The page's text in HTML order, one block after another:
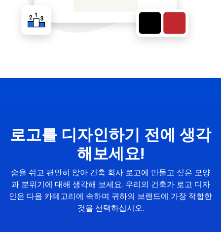
로고를 디자인하기 전에 생각
해보세요!
숨을 쉬고 편안히 앉아 건축 회사 로고에 만들고 싶은 모양
과 분위기에 대해 생각해 보세요. 우리의 건축가 로고 디자
인은 다음 카테고리에 속하며 귀하의 브랜드에 가장 적합한
것을 선택하십시오.